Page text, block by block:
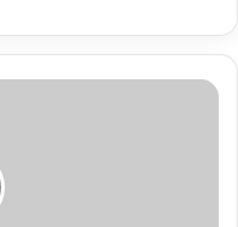
الاف